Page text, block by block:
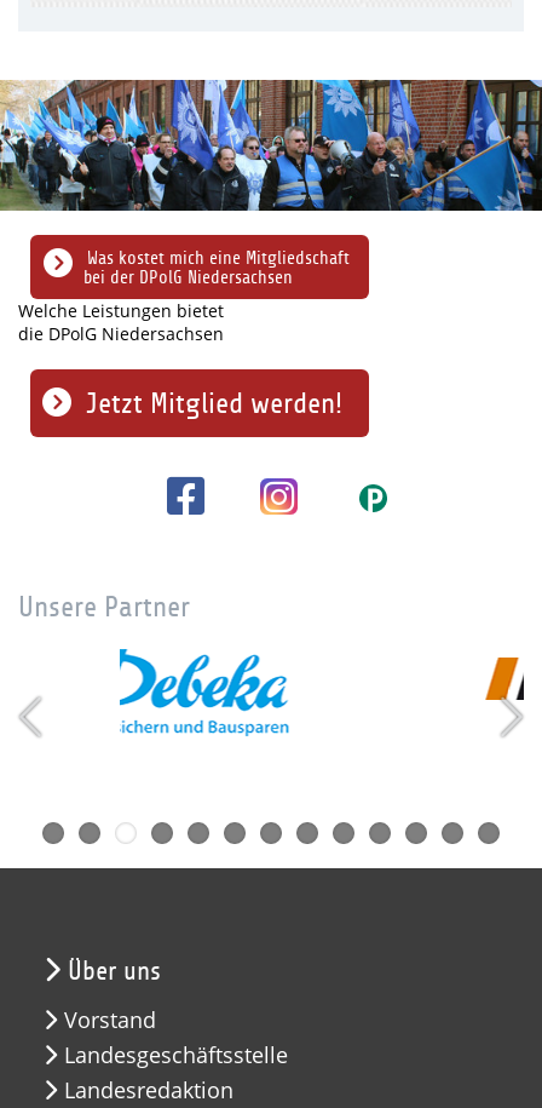
Was kostet mich eine Mitgliedschaft
bei der DPolG Niedersachsen
Welche Leistungen bietet
die DPolG Niedersachsen
Jetzt Mitglied werden!
Unsere Partner
Über uns
Vorstand
Landesgeschäftsstelle
Landesredaktion